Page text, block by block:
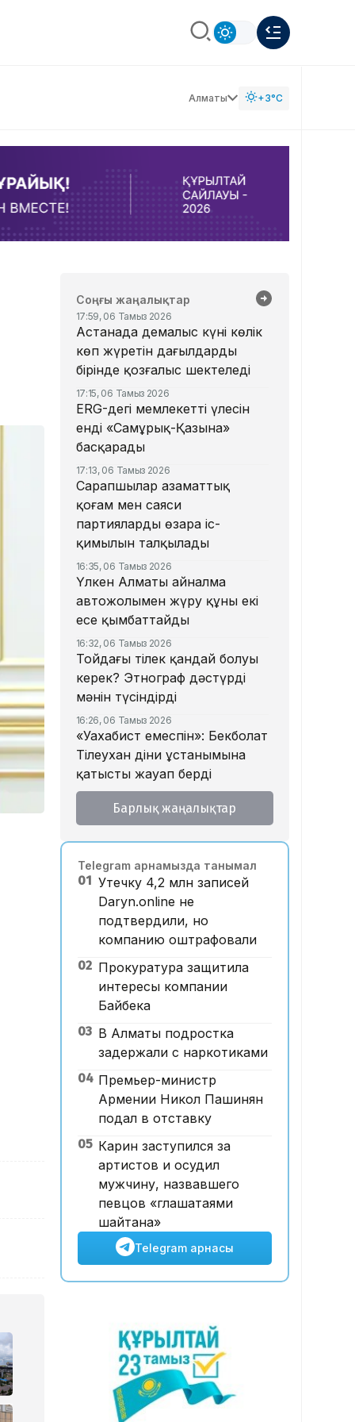
Алматы +3°C
Соңғы жаңалықтар
17:59, 06 Тамыз 2026
Астанада демалыс күні көлік
көп жүретін даңғылдардың
бірінде қозғалыс шектеледі
17:15, 06 Тамыз 2026
ERG-дегі мемлекеттің үлесін
енді «Самұрық-Қазына»
басқарады
17:13, 06 Тамыз 2026
Сарапшылар азаматтық
қоғам мен саяси
партиялардың өзара іс-
қимылын талқылады
16:35, 06 Тамыз 2026
Үлкен Алматы айналма
автожолымен жүру құны екі
есе қымбаттайды
16:32, 06 Тамыз 2026
Тойдағы тілек қандай болуы
керек? Этнограф дәстүрдің
мәнін түсіндірді
16:26, 06 Тамыз 2026
«Уахабист емеспін»: Бекболат
Тілеухан діни ұстанымына
қатысты жауап берді
14:52, 06 Тамыз 2026
Қазақстанда 2 млн теңге
14:05, 06 Тамыз 2026
Астанада жолаушы мінген
ұшқышсыз әуе таксиі алғаш
рет көкке көтерілді
Отбасы банк ипотека
бойынша ескі үйлерге
қойылатын талаптарды
жеңілдетті
12:28, 06 Тамыз 2026
​FIDE үшін бәсеке: Турловтың
жеңісі Қазақстанның беделін
арттыра ма?
Барлық жаңалықтар
Telegram арнамызда танымал
01 Утечку 4,2 млн записей
Daryn.online не
подтвердили, но
компанию оштрафовали
02 Прокуратура защитила
интересы компании
Байбека
03 В Алматы подростка
задержали с наркотиками
04 Премьер-министр
Армении Никол Пашинян
подал в отставку
05 Карин заступился за
артистов и осудил
мужчину, назвавшего
певцов «глашатаями
шайтана»
Telegram арнасы